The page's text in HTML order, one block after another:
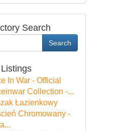
Search
Search
In War - Official
Collection -...
Łazienkowy
Chromowany -